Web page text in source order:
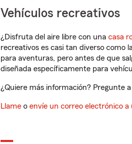
Vehículos recreativos
¿Disfruta del aire libre con una casa
recreativos es casi tan diverso como
para aventuras, pero antes de que
diseñada específicamente para
¿Quiere más información? Pregunte
Llame o envíe un correo electrónico a